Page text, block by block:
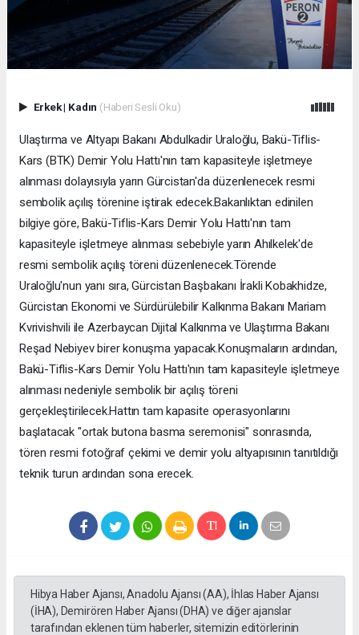
Erkek| Kadın (Haberi Sesli Oku)
Ulaştırma ve Altyapı Bakanı Abdulkadir Uraloğlu, Bakü-Tiflis-
Kars (BTK) Demir Yolu Hattı'nın tam kapasiteyle işletmeye
alınması dolayısıyla yarın Gürcistan'da düzenlenecek resmi
sembolik açılış törenine iştirak edecek.Bakanlıktan edinilen
bilgiye göre, Bakü-Tiflis-Kars Demir Yolu Hattı'nın tam
kapasiteyle işletmeye alınması sebebiyle yarın Ahılkelek'de
resmi sembolik açılış töreni düzenlenecek.Törende
Uraloğlu'nun yanı sıra, Gürcistan Başbakanı İrakli Kobakhidze,
Gürcistan Ekonomi ve Sürdürülebilir Kalkınma Bakanı Mariam
Kvrivishvili ile Azerbaycan Dijital Kalkınma ve Ulaştırma Bakanı
Reşad Nebiyev birer konuşma yapacak.Konuşmaların ardından,
Bakü-Tiflis-Kars Demir Yolu Hattı'nın tam kapasiteyle işletmeye
alınması nedeniyle sembolik bir açılış töreni
gerçekleştirilecek.Hattın tam kapasite operasyonlarını
başlatacak "ortak butona basma seremonisi" sonrasında,
tören resmi fotoğraf çekimi ve demir yolu altyapısının tanıtıldığı
teknik turun ardından sona erecek.
Hibya Haber Ajansı, Anadolu Ajansı (AA), İhlas Haber Ajansı
(İHA), Demirören Haber Ajansı (DHA) ve diğer ajanslar
tarafından eklenen tüm haberler, sitemizin editörlerinin